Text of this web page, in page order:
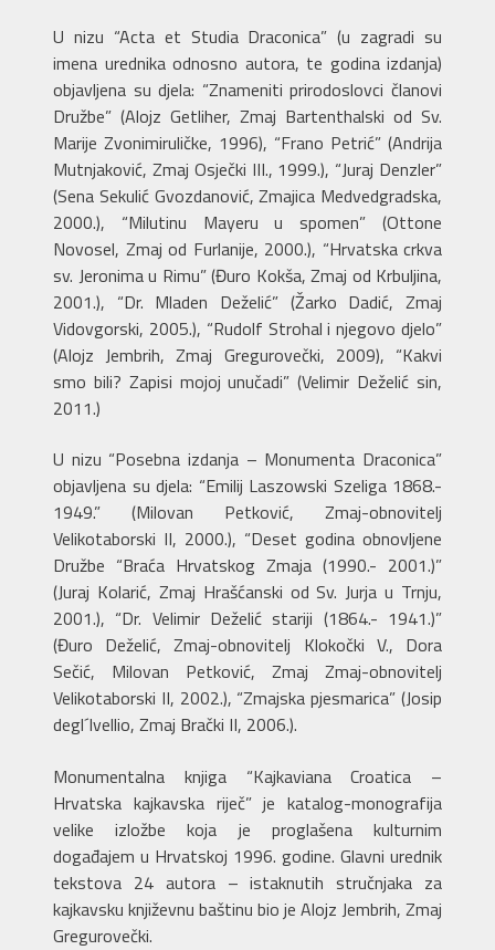
U nizu “Acta et Studia Draconica” (u zagradi su
imena urednika odnosno autora, te godina izdanja)
objavljena su djela: “Znameniti prirodoslovci članovi
Družbe” (Alojz Getliher, Zmaj Bartenthalski od Sv.
Marije Zvonimiruličke, 1996), “Frano Petrić” (Andrija
Mutnjaković, Zmaj Osječki III., 1999.), “Juraj Denzler”
(Sena Sekulić Gvozdanović, Zmajica Medvedgradska,
2000.), “Milutinu Mayeru u spomen” (Ottone
Novosel, Zmaj od Furlanije, 2000.), “Hrvatska crkva
sv. Jeronima u Rimu” (Đuro Kokša, Zmaj od Krbuljina,
2001.), “Dr. Mladen Deželić” (Žarko Dadić, Zmaj
Vidovgorski, 2005.), “Rudolf Strohal i njegovo djelo”
(Alojz Jembrih, Zmaj Gregurovečki, 2009), “Kakvi
smo bili? Zapisi mojoj unučadi” (Velimir Deželić sin,
2011.)
U nizu “Posebna izdanja – Monumenta Draconica”
objavljena su djela: “Emilij Laszowski Szeliga 1868.-
1949.” (Milovan Petković, Zmaj-obnovitelj
Velikotaborski II, 2000.), “Deset godina obnovljene
Družbe “Braća Hrvatskog Zmaja (1990.- 2001.)”
(Juraj Kolarić, Zmaj Hrašćanski od Sv. Jurja u Trnju,
2001.), “Dr. Velimir Deželić stariji (1864.- 1941.)”
(Đuro Deželić, Zmaj-obnovitelj Klokočki V., Dora
Sečić, Milovan Petković, Zmaj Zmaj-obnovitelj
Velikotaborski II, 2002.), “Zmajska pjesmarica” (Josip
degl´Ivellio, Zmaj Brački II, 2006.).
Monumentalna knjiga “Kajkaviana Croatica –
Hrvatska kajkavska riječ” je katalog-monografija
velike izložbe koja je proglašena kulturnim
događajem u Hrvatskoj 1996. godine. Glavni urednik
tekstova 24 autora – istaknutih stručnjaka za
kajkavsku književnu baštinu bio je Alojz Jembrih, Zmaj
Gregurovečki.